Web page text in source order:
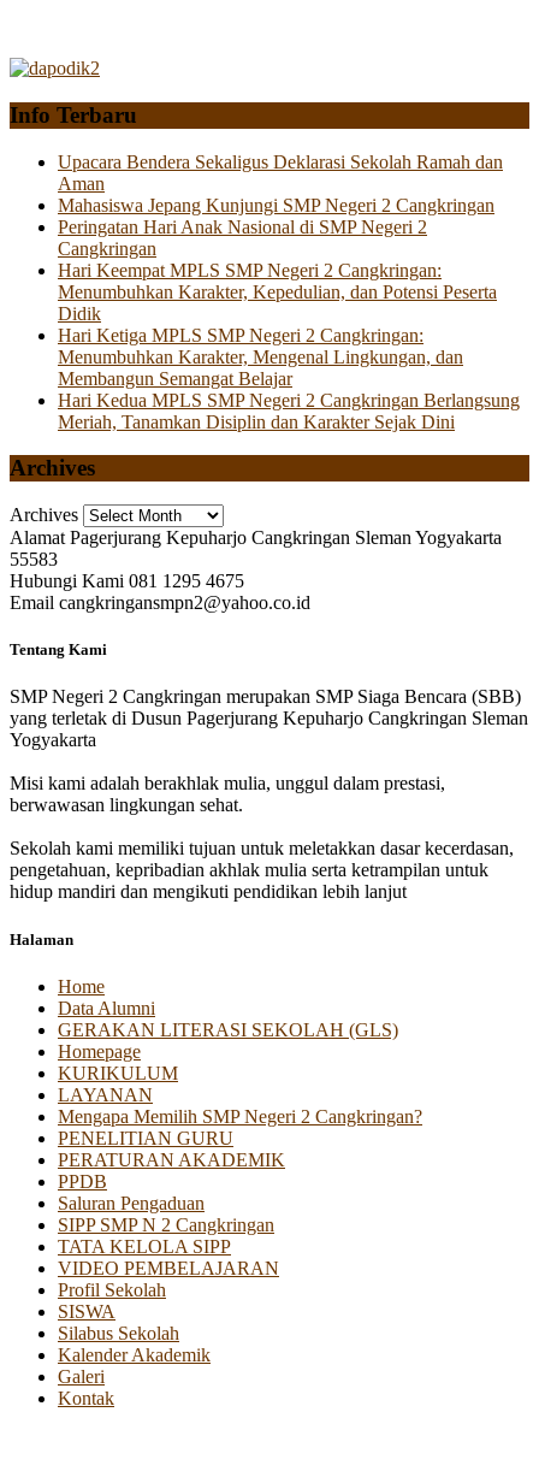
Info Terbaru
Upacara Bendera Sekaligus Deklarasi Sekolah Ramah dan
Aman
Mahasiswa Jepang Kunjungi SMP Negeri 2 Cangkringan
Peringatan Hari Anak Nasional di SMP Negeri 2
Cangkringan
Hari Keempat MPLS SMP Negeri 2 Cangkringan:
Menumbuhkan Karakter, Kepedulian, dan Potensi Peserta
Didik
Hari Ketiga MPLS SMP Negeri 2 Cangkringan:
Menumbuhkan Karakter, Mengenal Lingkungan, dan
Membangun Semangat Belajar
Hari Kedua MPLS SMP Negeri 2 Cangkringan Berlangsung
Meriah, Tanamkan Disiplin dan Karakter Sejak Dini
Archives
Archives
Alamat Pagerjurang Kepuharjo Cangkringan Sleman Yogyakarta
55583
Hubungi Kami 081 1295 4675
Email cangkringansmpn2@yahoo.co.id
Tentang Kami
SMP Negeri 2 Cangkringan merupakan SMP Siaga Bencara (SBB)
yang terletak di Dusun Pagerjurang Kepuharjo Cangkringan Sleman
Yogyakarta
Misi kami adalah berakhlak mulia, unggul dalam prestasi,
berwawasan lingkungan sehat.
Sekolah kami memiliki tujuan untuk meletakkan dasar kecerdasan,
pengetahuan, kepribadian akhlak mulia serta ketrampilan untuk
hidup mandiri dan mengikuti pendidikan lebih lanjut
Halaman
Home
Data Alumni
GERAKAN LITERASI SEKOLAH (GLS)
Homepage
KURIKULUM
LAYANAN
Mengapa Memilih SMP Negeri 2 Cangkringan?
PENELITIAN GURU
PERATURAN AKADEMIK
PPDB
Saluran Pengaduan
SIPP SMP N 2 Cangkringan
TATA KELOLA SIPP
VIDEO PEMBELAJARAN
Profil Sekolah
SISWA
Silabus Sekolah
Kalender Akademik
Galeri
Kontak